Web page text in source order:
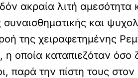
ακραία λιτή αμεσότητα
και
της χειραφετημένης
η οποία καταπιεζόταν
παρά την πίστη τους